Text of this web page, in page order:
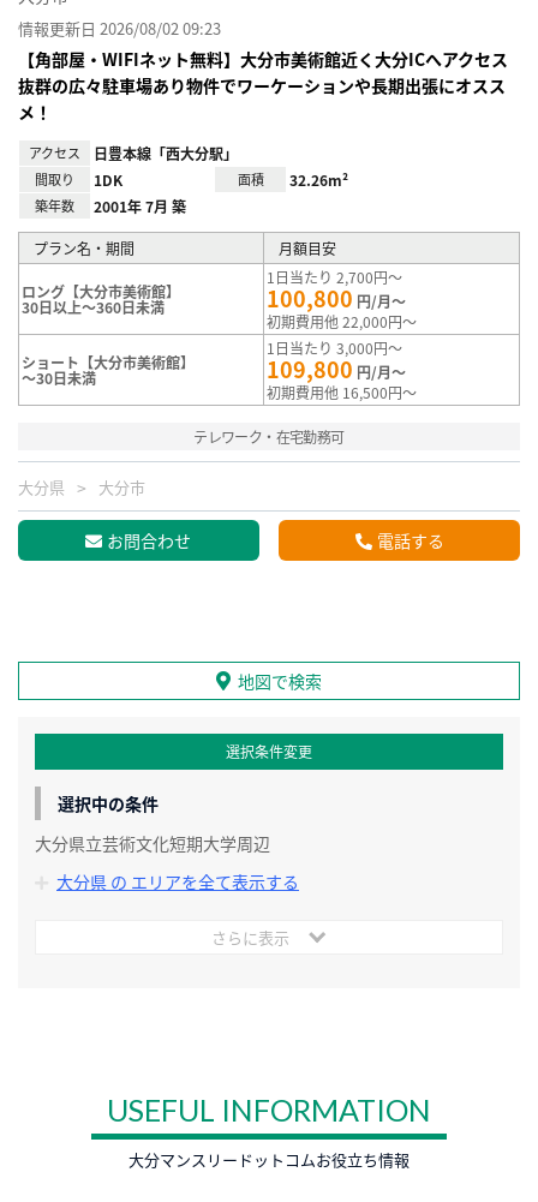
情報更新日 2026/08/02 09:23
【角部屋・WIFIネット無料】大分市美術館近く大分ICへアクセス
抜群の広々駐車場あり物件でワーケーションや長期出張にオスス
メ！
アクセス 日豊本線「西大分駅」
間取り 1DK 面積 32.26m²
築年数 2001年 7月 築
プラン名・期間 月額目安
ロング【大分市美術館】
30日以上～360日未満
1日当たり 2,700円～
100,800 円/月～
初期費用他 22,000円～
ショート【大分市美術館】
～30日未満
1日当たり 3,000円～
109,800 円/月～
初期費用他 16,500円～
テレワーク・在宅勤務可
大分県 大分市
お問合わせ 電話する
地図で検索
選択条件変更
選択中の条件
大分県立芸術文化短期大学周辺
大分県 の エリアを全て表示する
さらに表示
USEFUL INFORMATION
大分マンスリードットコムお役立ち情報